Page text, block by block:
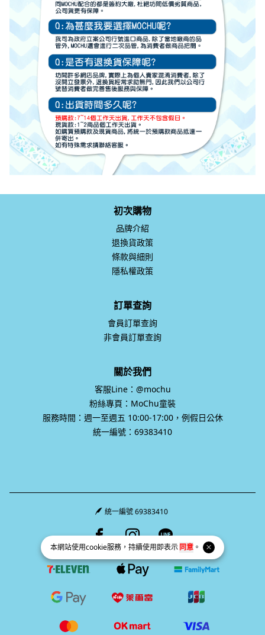
本網站使用cookie服務，持續使用即表示同意 。
初次購物
品牌介紹
退換貨政策
條款與細則
隱私權政策
訂單查詢
會員訂單查詢
非會員訂單查詢
關於我們
客服Line：@mochu
粉絲專頁：MoChu童裝
服務時間：週一至週五 10:00-17:00，例假日公休
統一編號：69383410
統一編號 69383410
Facebook pageInstagram page
Line page